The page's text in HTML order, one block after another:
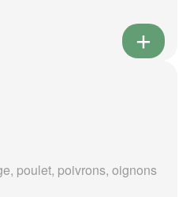
poulet, poivrons, oignons